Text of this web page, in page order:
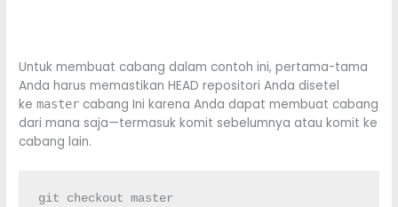
Untuk membuat cabang dalam contoh ini, pertama-tama
Anda harus memastikan HEAD repositori Anda disetel
kemaster cabang Ini karena Anda dapat membuat cabang
dari mana saja—termasuk komit sebelumnya atau komit ke
cabang lain.
git checkout master